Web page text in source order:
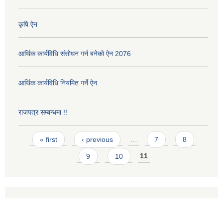
कृषि ऐन
आर्थिक कार्यविधि संसोधन गर्न बनेको ऐन 2076
आर्थिक कार्यविधि नियमित गर्ने ऐन
राजपत्र सम्बन्धमा !!
Pages
« first ‹ previous … 7 8
9 10 11